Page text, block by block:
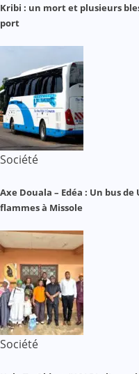
Kribi : un mort et plusieurs
port
Société
Axe Douala – Edéa : Un bus
flammes à Missole
Société